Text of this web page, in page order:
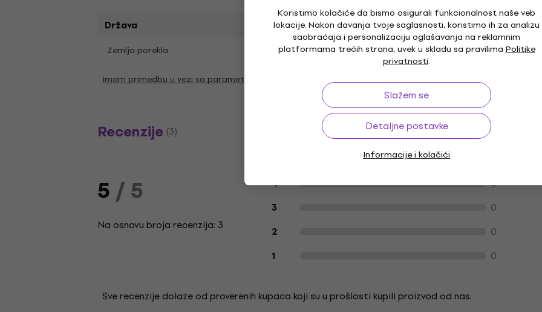
Koristimo kolačiće da bismo osigurali funkcionalnost naše veb
lokacije. Nakon davanja tvoje saglasnosti, koristimo ih za analizu
saobraćaja i personalizaciju oglašavanja na reklamnim
platformama trećih strana, uvek u skladu sa pravilimaPolitike
privatnosti.
Slažem se
Detaljne postavke
Informacije i kolačići
Država
Zemlja porekla
Imam primedbu u vezi sa parametrima
Recenzije (3)
5/ 5
Na osnovu broja recenzija: 3
Recenzije kupaca o proizvodu
4 0
3 0
2 0
1 0
Sve recenzije dolaze od proverenih kupaca koji su u prošlosti kupili proizvod od nas.